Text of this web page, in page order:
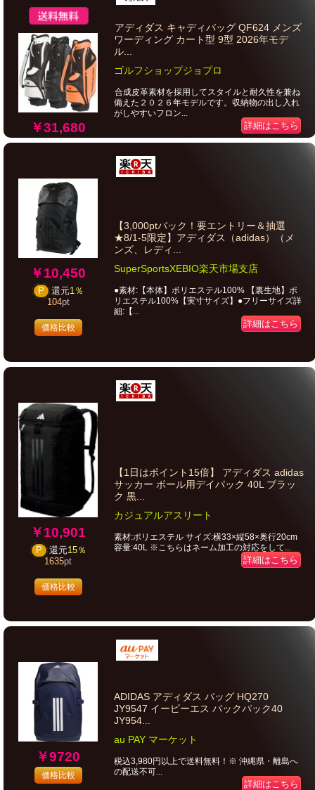
￥31,680
アディダス キャディバッグ QF624 メンズ
ワーディング カート型 9型 2026年モデ
ル...
ゴルフショップジョプロ
合成皮革素材を採用してスタイルと耐久性を兼ね
備えた２０２６年モデルです。収納物の出し入れ
がしやすいフロン...
詳細はこちら
￥10,450
P 還元1％
104pt
価格比較
【3,000ptバック！要エントリー＆抽選
★8/1-5限定】アディダス（adidas）（メ
ンズ、レディ...
SuperSportsXEBIO楽天市場支店
●素材:【本体】ポリエステル100% 【裏生地】ポ
リエステル100%【実寸サイズ】●フリーサイズ詳
細:【...
詳細はこちら
￥10,901
P 還元15％
1635pt
価格比較
【1日はポイント15倍】 アディダス adidas
サッカー ボール用デイパック 40L ブラッ
ク 黒...
カジュアルアスリート
素材:ポリエステル サイズ:横33×縦58×奥行20cm
容量:40L ※こちらはネーム加工の対応をして...
詳細はこちら
￥9720
価格比較
ADIDAS アディダス バッグ HQ270
JY9547 イーピーエス バックパック40
JY954...
au PAY マーケット
税込3,980円以上で送料無料！※ 沖縄県・離島へ
の配送不可...
詳細はこちら